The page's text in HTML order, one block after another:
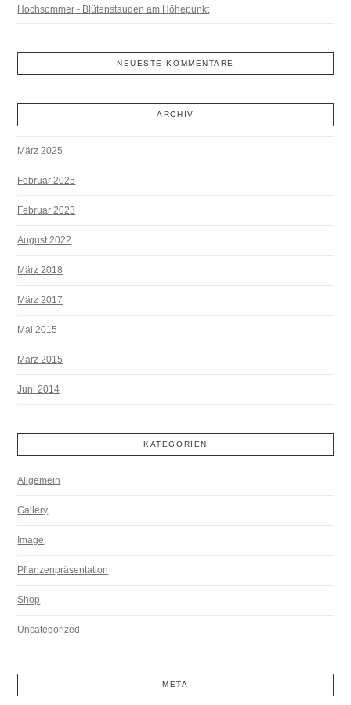
Hochsommer - Blütenstauden am Höhepunkt
NEUESTE KOMMENTARE
ARCHIV
März 2025
Februar 2025
Februar 2023
August 2022
März 2018
März 2017
Mai 2015
März 2015
Juni 2014
KATEGORIEN
Allgemein
Gallery
Image
Pflanzenpräsentation
Shop
Uncategorized
META